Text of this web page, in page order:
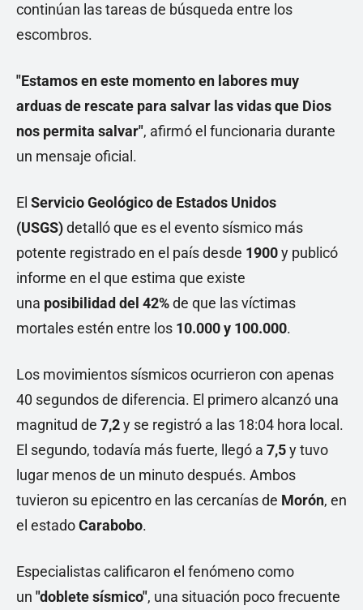
continúan las tareas de búsqueda entre los
escombros.
"Estamos en este momento en labores muy
arduas de rescate para salvar las vidas que Dios
nos permita salvar", afirmó el funcionaria durante
un mensaje oficial.
El Servicio Geológico de Estados Unidos
(USGS)detalló que es el evento sísmico más
potente registrado en el país desde 1900y publicó
informe en el que estima que existe
una posibilidad del 42%de que las víctimas
mortales estén entre los 10.000 y 100.000.
Los movimientos sísmicos ocurrieron con apenas
40 segundos de diferencia. El primero alcanzó una
magnitud de 7,2y se registró a las 18:04 hora local.
El segundo, todavía más fuerte, llegó a 7,5y tuvo
lugar menos de un minuto después. Ambos
tuvieron su epicentro en las cercanías de Morón, en
el estadoCarabobo.
Especialistas calificaron el fenómeno como
un "doblete sísmico", una situación poco frecuente